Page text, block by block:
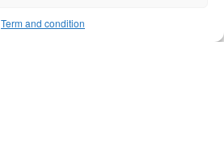
Term and condition